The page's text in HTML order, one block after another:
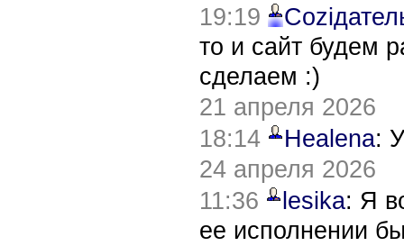
19:19
то и сайт будем
сделаем :)
21 апреля 2026
18:14
Healena:
24 апреля 2026
11:36
lesika: Я
ее исполнении